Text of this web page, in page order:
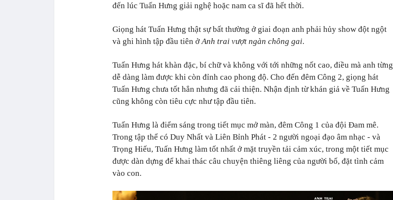
đến lúc Tuấn Hưng giải nghệ hoặc nam ca sĩ đã hết thời.
Giọng hát Tuấn Hưng thật sự bất thường ở giai đoạn anh phải hủy show đột ngột
và ghi hình tập đầu tiên ởAnh trai vượt ngàn chông gai.
Tuấn Hưng hát khàn đặc, bí chữ và không với tới những nốt cao, điều mà anh từng
dễ dàng làm được khi còn đỉnh cao phong độ. Cho đến đêm Công 2, giọng hát
Tuấn Hưng chưa tốt hẳn nhưng đã cải thiện. Nhận định từ khán giả về Tuấn Hưng
cũng không còn tiêu cực như tập đầu tiên.
Tuấn Hưng là điểm sáng trong tiết mục mở màn, đêm Công 1 của đội Đam mê.
Trong tập thể có Duy Nhất và Liên Bỉnh Phát - 2 người ngoại đạo âm nhạc - và
Trọng Hiếu, Tuấn Hưng làm tốt nhất ở mặt truyền tải cảm xúc, trong một tiết mục
được dàn dựng để khai thác câu chuyện thiêng liêng của người bố, đặt tình cảm
vào con.